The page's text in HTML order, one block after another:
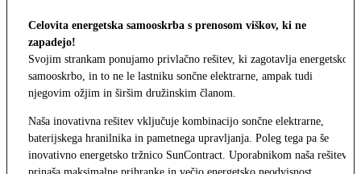
Celovita energetska samooskrba s prenosom viškov, ki ne
zapadejo!
Svojim strankam ponujamo privlačno rešitev, ki zagotavlja energetsko
samooskrbo, in to ne le lastniku sončne elektrarne, ampak tudi
njegovim ožjim in širšim družinskim članom.
Naša inovativna rešitev vključuje kombinacijo sončne elektrarne,
baterijskega hranilnika in pametnega upravljanja. Poleg tega pa še
inovativno energetsko tržnico SunContract. Uporabnikom naša rešitev